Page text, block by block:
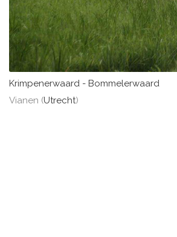
Krimpenerwaard - Bommelerwaard
Vianen (Utrecht)